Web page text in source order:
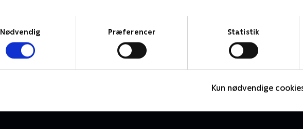
Nødvendig
Præferencer Statistik
Kun nødvendige